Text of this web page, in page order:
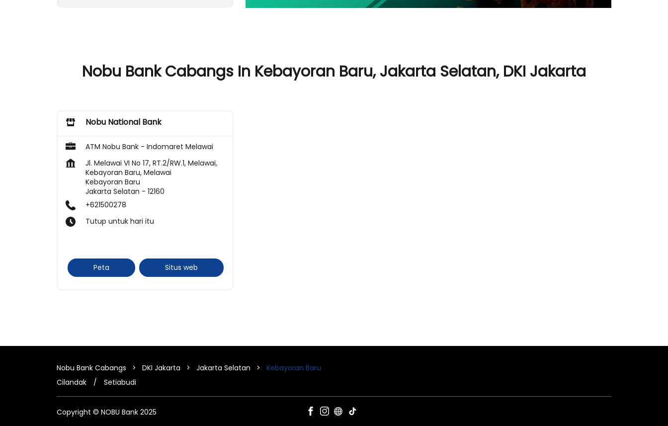
Nobu Bank Cabangs In Kebayoran Baru, Jakarta Selatan, DKI Jakarta
Nobu National Bank
ATM Nobu Bank - Indomaret Melawai
Jl. Melawai VI No 17, RT.2/RW.1, Melawai,
Kebayoran Baru, Melawai
Kebayoran Baru
Jakarta Selatan - 12160
+621500278
Tutup untuk hari itu
Peta Situs web
Nobu Bank Cabangs DKI Jakarta Jakarta Selatan
Kebayoran Baru
Cilandak
Setiabudi
Copyright © NOBU Bank 2025